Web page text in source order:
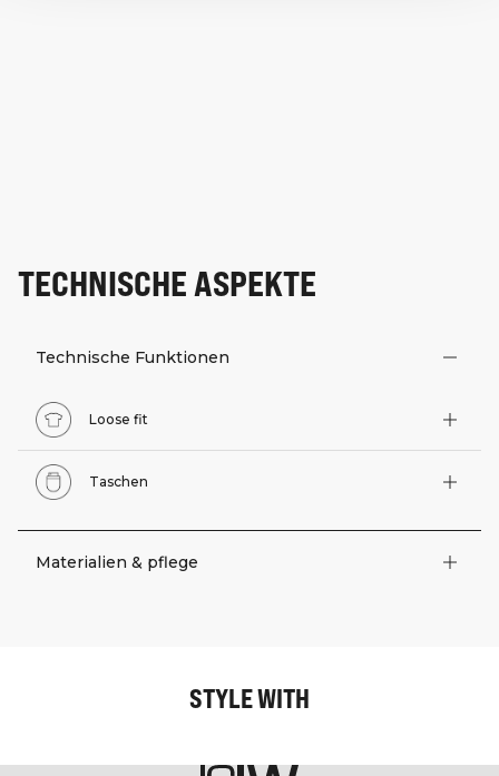
TECHNISCHE ASPEKTE
Technische Funktionen
Loose fit
Taschen
Materialien & pflege
STYLE WITH